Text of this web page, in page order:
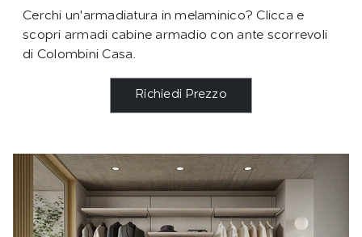
Cerchi un'armadiatura in melaminico? Clicca e
scopri armadi cabine armadio con ante scorrevoli
di Colombini Casa.
Richiedi Prezzo